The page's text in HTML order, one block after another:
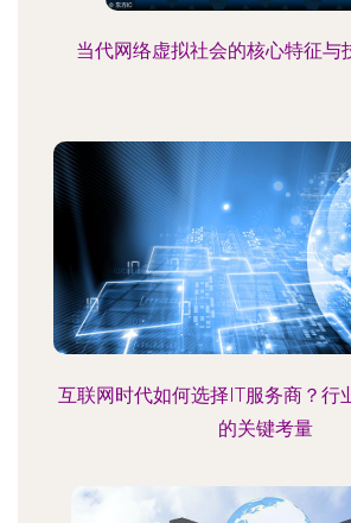
当代网络虚拟社会的核心特征与
互联网时代如何选择IT服务商？行
的关键考量